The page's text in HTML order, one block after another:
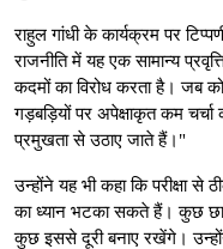
राहुल गांधी के कार्यक्रम पर
राजनीति में यह एक सामान्य
कदमों का विरोध करता है। जब
गड़बड़ियों पर अपेक्षाकृत कम
प्रमुखता से उठाए जाते हैं।"
उन्होंने यह भी कहा कि परीक्षा से
का ध्यान भटका सकते हैं। कुछ
कुछ इससे दूरी बनाए रखेंगे। उन्होंने